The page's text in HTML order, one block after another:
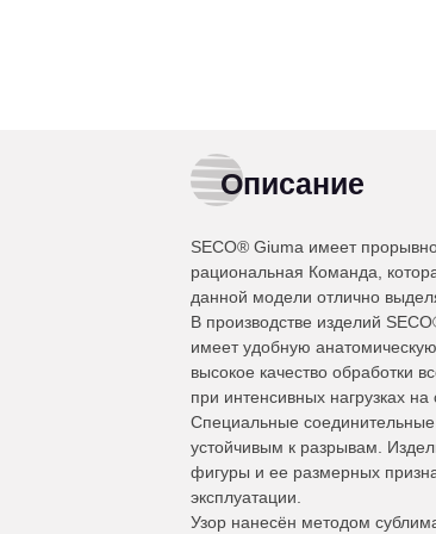
Описание
SECO® Giuma имеет
рациональная Команда,
данной модели отлично
В производстве изделий
имеет удобную
высокое качество обработки
при интенсивных нагрузках
Специальные
устойчивым к разрывам.
фигуры и ее размерных
эксплуатации.
Узор нанесён методом